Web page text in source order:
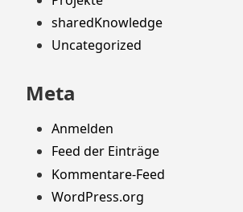
sharedKnowledge
Uncategorized
Meta
Anmelden
Feed der Einträge
Kommentare-Feed
WordPress.org